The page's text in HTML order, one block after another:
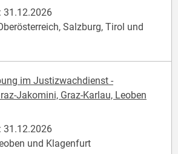
31.12.2026
Salzburg, Tirol und
im Justizwachdienst -
Jakomini, Graz-Karlau, Leoben
31.12.2026
und Klagenfurt